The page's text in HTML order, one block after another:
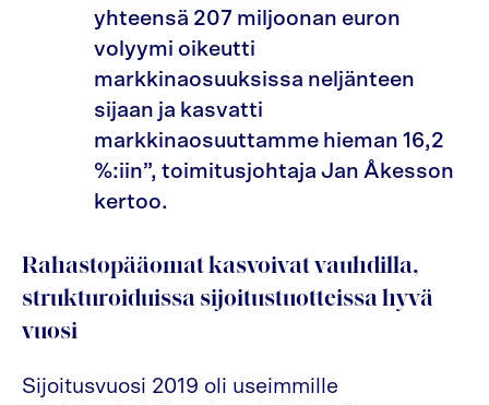
yhteensä 207 miljoonan euron
volyymi oikeutti
markkinaosuuksissa neljänteen
sijaan ja kasvatti
markkinaosuuttamme hieman 16,2
%:iin”, toimitusjohtaja Jan Åkesson
kertoo.
Rahastopääomat kasvoivat vauhdilla,
strukturoiduissa sijoitustuotteissa hyvä
vuosi
Sijoitusvuosi 2019 oli useimmille